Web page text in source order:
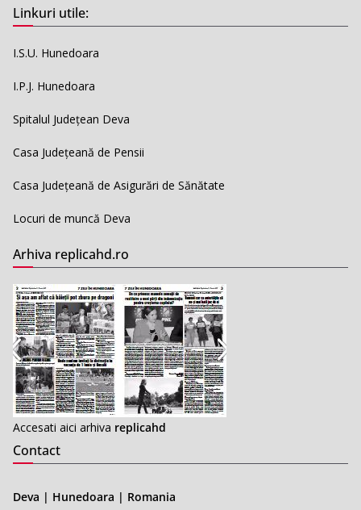
Linkuri utile:
I.S.U. Hunedoara
I.P.J. Hunedoara
Spitalul Județean Deva
Casa Județeană de Pensii
Casa Județeană de Asigurări de Sănătate
Locuri de muncă Deva
Arhiva replicahd.ro
Accesati aici arhiva replicahd
Contact
Deva | Hunedoara | Romania